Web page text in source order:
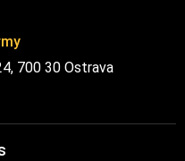
700 30 Ostrava